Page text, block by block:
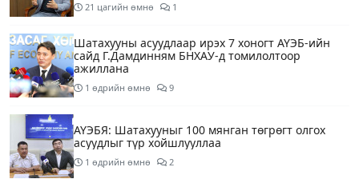
21 цагийн өмнө 1
Шатахууны асуудлаар ирэх 7 хоногт АҮЭБ-ийн
сайд Г.Дамдинням БНХАУ-д томилолтоор
ажиллана
1 өдрийн өмнө 9
АҮЭБЯ: Шатахууныг 100 мянган төгрөгт олгох
асуудлыг түр хойшлууллаа
1 өдрийн өмнө 2